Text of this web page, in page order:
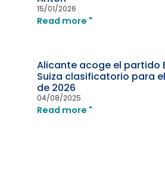
15/01/2026
Read more "
Alicante acoge el partido
Suiza clasificatorio para
de 2026
04/08/2025
Read more "